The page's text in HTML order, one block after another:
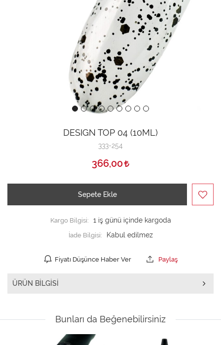
DESIGN TOP 04 (10ML)
333-254
366,00
Sepete Ekle
Kargo Bilgisi:
1 iş günü içinde kargoda
İade Bilgisi:
Fiyatı Düşünce Haber Ver Paylaş
ÜRÜN BILGISI
Bunları da Beğenebilirsiniz